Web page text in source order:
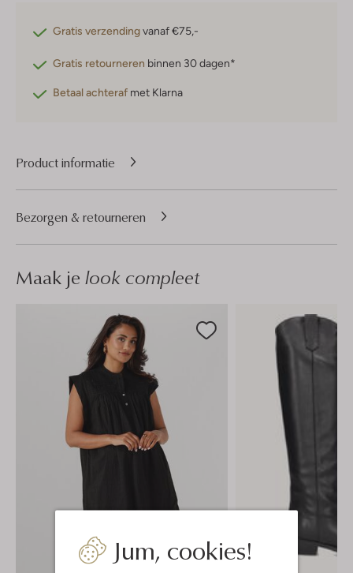
Jum, cookies!
Gratis verzendingvanaf €75,-
Gratis retourneren binnen 30 dagen*
Betaal achteraf met Klarna
Product informatie
Bezorgen & retourneren
Maak je look compleet